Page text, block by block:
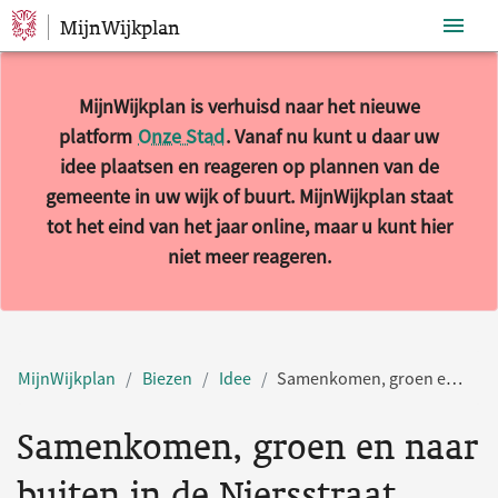
Sla navigatie over
MijnWijkplan
MijnWijkplan is verhuisd naar het nieuwe
platform Onze Stad. Vanaf nu kunt u daar uw
idee plaatsen en reageren op plannen van de
gemeente in uw wijk of buurt. MijnWijkplan staat
tot het eind van het jaar online, maar u kunt hier
niet meer reageren.
MijnWijkplan Biezen Idee Samenkomen, groen en naar buiten in de Niersstraat
Samenkomen, groen en naar